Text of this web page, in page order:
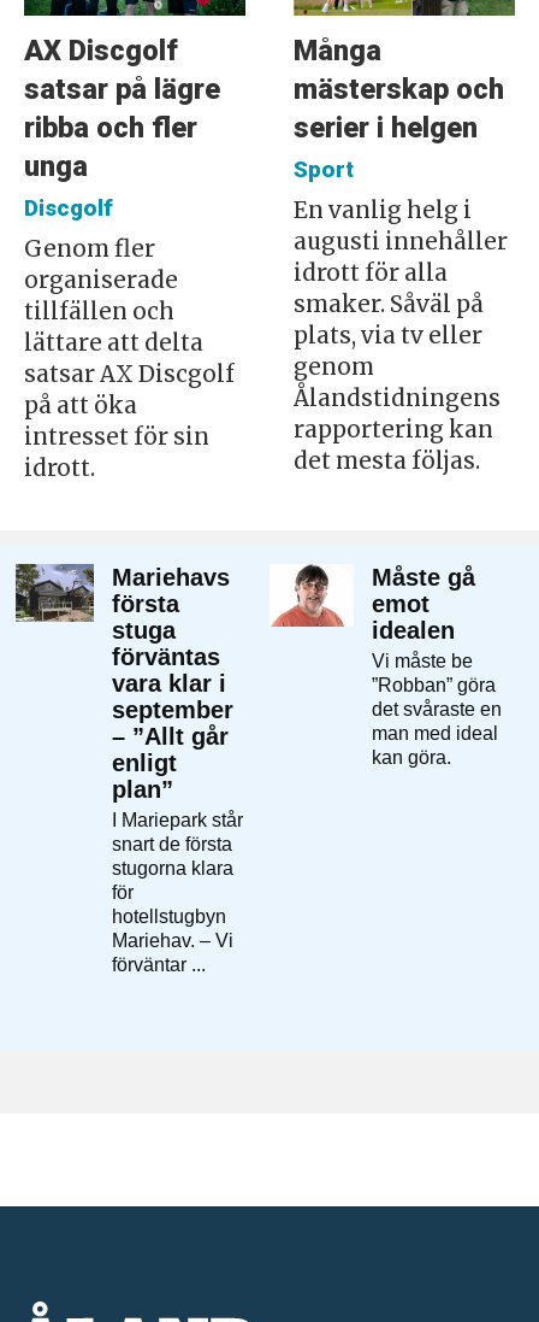
AX Discgolf
satsar på lägre
ribba och fler
unga
Discgolf
Genom fler
organiserade
tillfällen och
lättare att delta
satsar AX Discgolf
på att öka
intresset för sin
idrott.
Många
mästerskap och
serier i helgen
Sport
En vanlig helg i
augusti innehåller
idrott för alla
smaker. Såväl på
plats, via tv eller
genom
Ålandstidningens
rapportering kan
det mesta följas.